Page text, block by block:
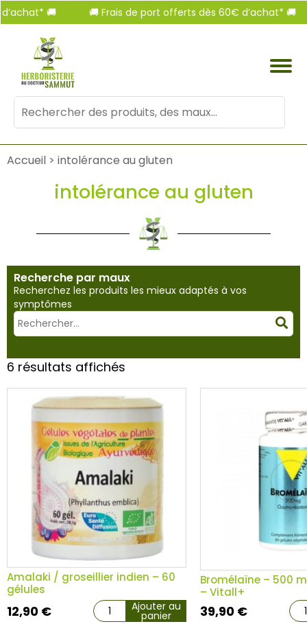
🚚 🚚 Frais de port offerts dès 60€ d’achat* 🚚
Mots
clés
Accueil > intolérance au gluten
intolérance au gluten
Recherche par maux
Recherchez les produits les mieux adaptés à vos
symptômes
Mots
clés
:
6 résultats affichés
Amalaki / groseillier indien – 60
gélules
12,90 € Ajouter au
panier
Bromélaïne – 500
– Vitall+
39,90 €